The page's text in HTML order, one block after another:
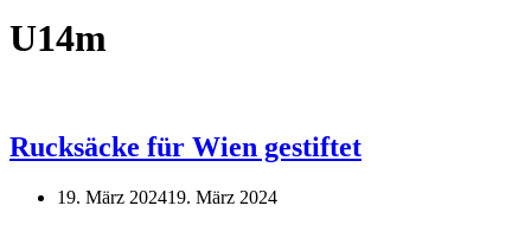
U14m
Rucksäcke für Wien gestiftet
19. März 202419. März 2024